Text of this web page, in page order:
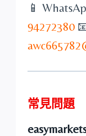
📱
94272380
常見問題